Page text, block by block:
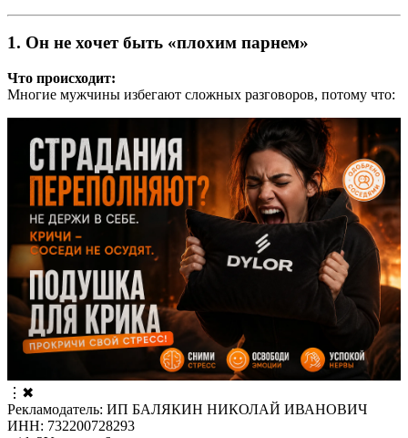
1. Он не хочет быть «плохим парнем»
Что происходит:
Многие мужчины избегают сложных разговоров, потому что:
⋮ ✖
Рекламодатель: ИП БАЛЯКИН НИКОЛАЙ ИВАНОВИЧ
ИНН: 732200728293